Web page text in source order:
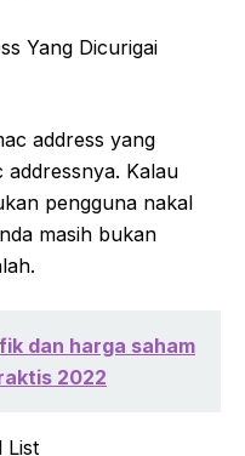
Yang Dicurigai
address yang
addressnya. Kalau
pengguna nakal
masih bukan
dan harga saham
2022
List